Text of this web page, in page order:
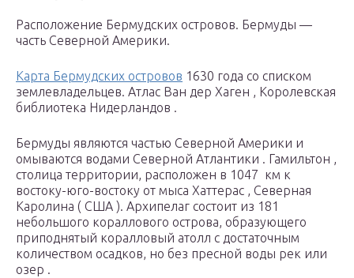
Расположение Бермудских островов. Бермуды —
часть Северной Америки.
Карта Бермудских островов 1630 года со списком
землевладельцев. Атлас Ван дер Хаген , Королевская
библиотека Нидерландов .
Бермуды являются частью Северной Америки и
омываются водами Северной Атлантики . Гамильтон ,
столица территории, расположен в 1047 км к
востоку-юго-востоку от мыса Хаттерас , Северная
Каролина ( США ). Архипелаг состоит из 181
небольшого кораллового острова, образующего
приподнятый коралловый атолл с достаточным
количеством осадков, но без пресной воды рек или
озер .